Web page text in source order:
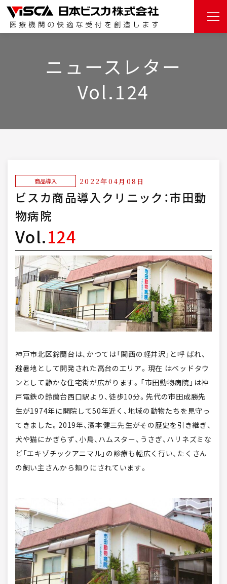
ニュースレター
Vol.124
商品導入 2022年04月08日
ビスカ商品導入クリニック：市田動
物病院
Vol.124
神戸市北区鈴蘭台は、かつては「関西の軽井沢」と呼 ばれ、
避暑地として開発された高台のエリア。現在 はベッドタウ
ンとして静かな住宅街が広がります。「市田動物病院」は神
戸電鉄の鈴蘭台西口駅より、徒歩10分。先代の市田成勝先
生が1974年に開院して50年近く、地域の動物たちを見守っ
てきました。2019年、濱本健三先生がその歴史を引き継ぎ、
犬や猫にかぎらず、小鳥、ハムスター、うさぎ、ハリネズミな
ど「エキゾチックアニマル」の診療も幅広く行い、たくさん
の飼い主さんから頼りにされています。